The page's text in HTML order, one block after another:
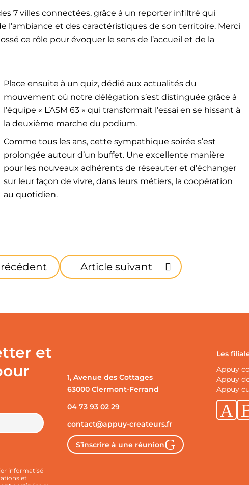
7 villes connectées, grâce à un reporter infiltré qui
l’ambiance et des caractéristiques de son territoire. Merci
ce rôle pour évoquer le sens de l’accueil et de la
Place ensuite à un quiz, dédié aux actualités du
mouvement où notre délégation s’est distinguée grâce à
l’équipe « L’ASM 63 » qui transformait l’essai en se hissant à
la deuxième marche du podium.
Comme tous les ans, cette sympathique soirée s’est
prolongée autour d’un buffet. Une excellente manière
pour les nouveaux adhérents de réseauter et d’échanger
sur leur façon de vivre, dans leurs métiers, la coopération
au quotidien.
Article suivant
et
informatisé
et
1, Avenue des Cottages
63000 Clermont-Ferrand
04 73 93 02 29
contact@appuy-createurs.fr
S’inscrire à une réunion
Les
Appuy
Appuy
Appuy